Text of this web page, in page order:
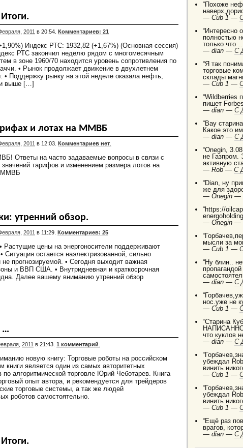
2011 в 20:54. Комментариев: 21
Индекс РТС: 1932,82 (+1,67%) (Основная сессия)
РТС закончил неделю рядом с многомесячным
в зоне 1960/70 находится уровень сопротивления по
• Рынок продолжает движение в двухлетнем
• Поддержку рынку на этой неделе оказала нефть,
выше […]
и лотах на ММВБ
2011 в 12:03. Комментариев нет
Ответы на часто задаваемые вопросы в связи с
тарифов и изменением размера лотов на
ММВБ
утренний обзор.
2011 в 11:29. Комментариев: 25
Растущие цены на энергоносители поддерживают
Ситуация остается наэлектризованной, сильно
прогнозируемой. • Сегодня выходит важная
и ВВП США. • Внутридневная и краткосрочная
Далее вашему вниманию утренний обзор
…
2011 в 21:43. 1 комментарий
новую книгу: Торговые роботы на российском
является один из самых авторитетных
по алгоритмической торговле Юрий Чеботарев. Книга
опыт автора, и рекомендуется для трейдеров
торговые системы, а так же людей
роботов самостоятельно.
“Похоже
—Cub 1 —
“Интересно
полностью
только что
—dian —C
“Я так
торговые
склады
—Cub 1 —
“Wildberries
пишет
—dian —C
“Вау
Какое это
—dian —C
“Onegin,
не Газпром.
активную
—Rob —C
“Dian, ну
же для
—Onegin —
“https://
—Onegin —
мысли за
—Cub 1 —
“Ну блин..
—dian —C
нос.уже не
—Cub 1 —
“Старина
что куклов
—dian —C
убеждал
винить
—Cub 1 —
убеждал
винить
—Cub 1 —
“Ещё раз
врагов,
—dian —C